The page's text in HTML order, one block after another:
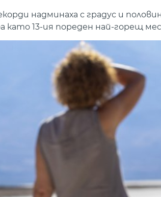
надминаха с градус и
като 13-ия пореден най-горещ